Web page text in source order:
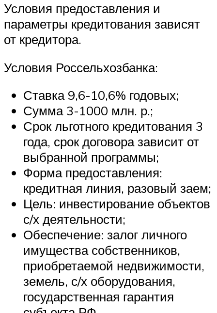
Условия предоставления и
параметры кредитования зависят
от кредитора.
Условия Россельхозбанка:
Ставка 9,6-10,6% годовых;
Сумма 3-1000 млн. р.;
Срок льготного кредитования 3
года, срок договора зависит от
выбранной программы;
Форма предоставления:
кредитная линия, разовый заем;
Цель: инвестирование объектов
с/х деятельности;
Обеспечение: залог личного
имущества собственников,
приобретаемой недвижимости,
земель, с/х оборудования,
государственная гарантия